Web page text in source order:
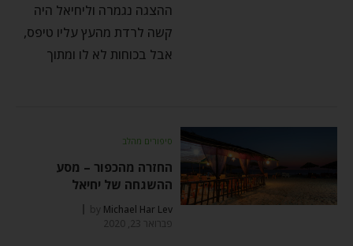
ההצגה נגמרה וליחיאל היה
קשה לרדת מהעץ עליו טיפס,
אבל בכוחות לא לו ומתוך
סיפורים מהלב
החזרה מהכפור – מסע
ההשגחה של יחיאל
by Michael Har Lev
פברואר 23, 2020